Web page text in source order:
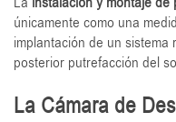
únicamente como una
implantación de un
posterior putrefacción del
La Cámara de